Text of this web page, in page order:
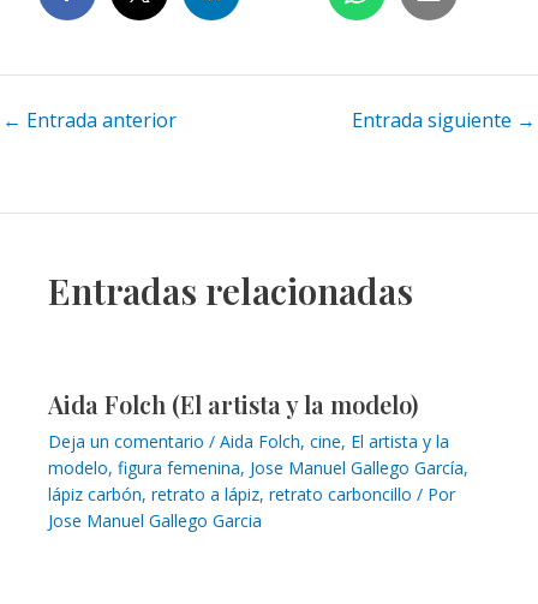
Navegación
← Entrada anterior Entrada siguiente →
Entradas relacionadas
Aida Folch (El artista y la modelo)
Deja un comentario / Aida Folch, cine, El artista y la
modelo, figura femenina, Jose Manuel Gallego García,
lápiz carbón, retrato a lápiz, retrato carboncillo / Por
Jose Manuel Gallego Garcia